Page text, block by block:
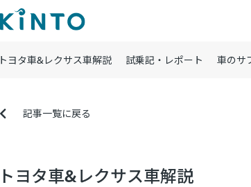
トヨタ車&レクサス車解説 試乗記・レポート 車のサ
記事一覧に戻る
トヨタ車&レクサス車解説